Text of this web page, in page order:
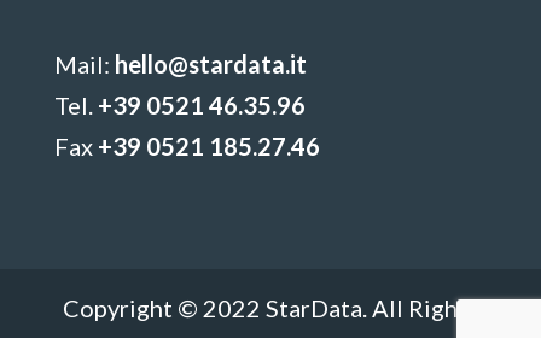
Mail: hello@stardata.it
Tel. +39 0521 46.35.96
Fax +39 0521 185.27.46
Copyright © 2022 StarData. All Rights